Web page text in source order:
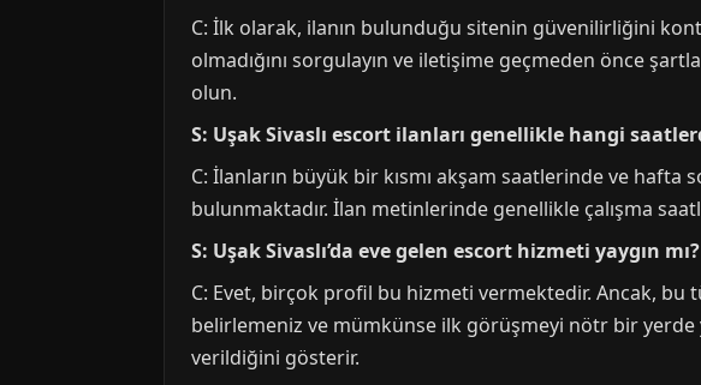
C: İlk olarak, ilanın bulunduğu sitenin güvenilirliğini
olmadığını sorgulayın ve iletişime geçmeden önce
olun.
S: Uşak Sivaslı escort ilanları genellikle hangi
C: İlanların büyük bir kısmı akşam saatlerinde ve
bulunmaktadır. İlan metinlerinde genellikle çalışma
S: Uşak Sivaslı’da eve gelen escort hizmeti yaygın mı?
C: Evet, birçok profil bu hizmeti vermektedir. Ancak,
belirlemeniz ve mümkünse ilk görüşmeyi nötr bir yerde
verildiğini gösterir.